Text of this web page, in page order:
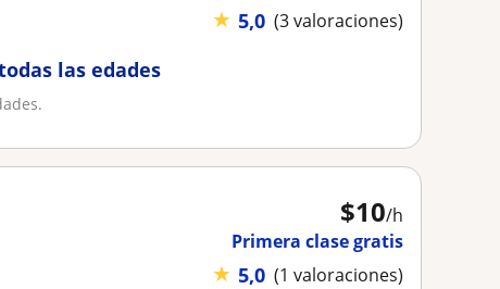
★ 5,0 (3 valoraciones)
las edades
$10/h
Primera clase gratis
★ 5,0 (1 valoraciones)